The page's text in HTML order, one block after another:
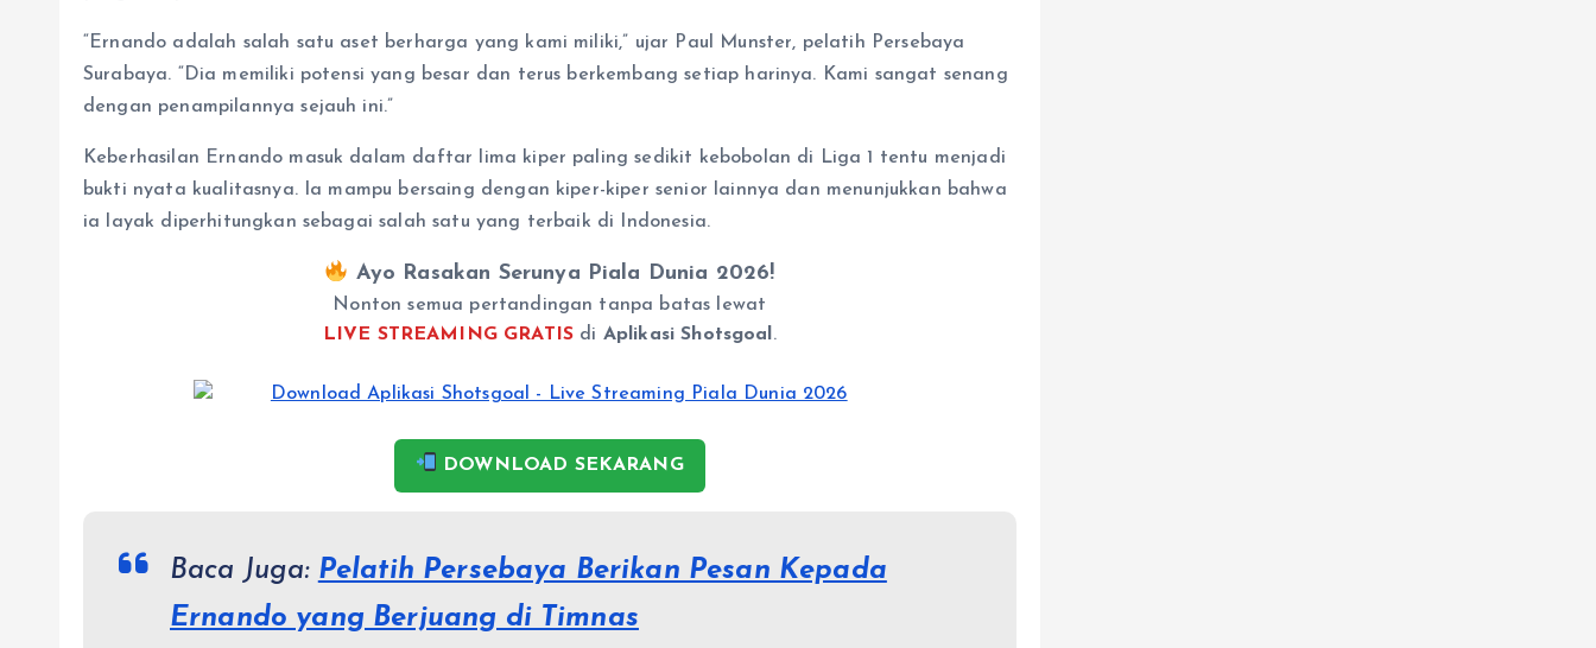
“Ernando adalah salah satu aset berharga yang kami miliki,” ujar Paul Munster, pelatih Persebaya
Surabaya. “Dia memiliki potensi yang besar dan terus berkembang setiap harinya. Kami sangat senang
dengan penampilannya sejauh ini.”
Keberhasilan Ernando masuk dalam daftar lima kiper paling sedikit kebobolan di Liga 1 tentu menjadi
bukti nyata kualitasnya. Ia mampu bersaing dengan kiper-kiper senior lainnya dan menunjukkan bahwa
ia layak diperhitungkan sebagai salah satu yang terbaik di Indonesia.
Ayo Rasakan Serunya Piala Dunia 2026!
Nonton semua pertandingan tanpa batas lewat
LIVE STREAMING GRATIS di Aplikasi Shotsgoal .
DOWNLOAD SEKARANG
Baca Juga: Pelatih Persebaya Berikan Pesan Kepada
Ernando yang Berjuang di Timnas